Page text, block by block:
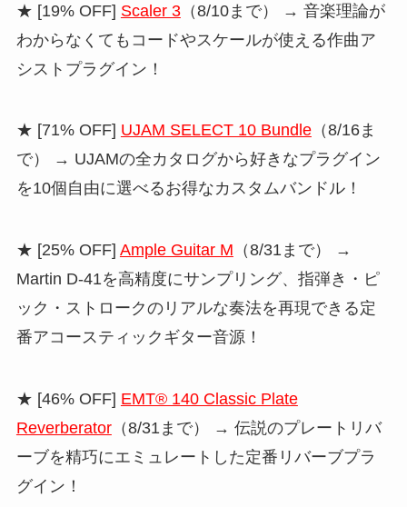
★ [19% OFF] Scaler 3（8/10まで） → 音楽理論が
わからなくてもコードやスケールが使える作曲ア
シストプラグイン！
★ [71% OFF] UJAM SELECT 10 Bundle（8/16ま
で） → UJAMの全カタログから好きなプラグイン
を10個自由に選べるお得なカスタムバンドル！
★ [25% OFF] Ample Guitar M （8/31まで） →
Martin D-41を高精度にサンプリング、指弾き・ピ
ック・ストロークのリアルな奏法を再現できる定
番アコースティックギター音源！
★ [46% OFF] EMT® 140 Classic Plate
Reverberator（8/31まで） → 伝説のプレートリバ
ーブを精巧にエミュレートした定番リバーブプラ
グイン！